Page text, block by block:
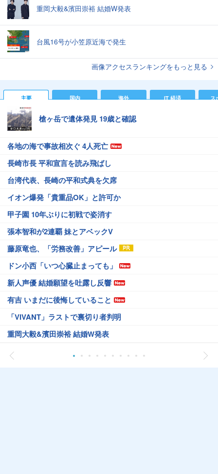
重岡大毅&濱田崇裕 結婚W発表
台風16号が小笠原近海で発生
画像アクセスランキングをもっと見る
主要 国内 海外 IT 経済 ス
槍ヶ岳で遺体発見 19歳と確認
各地の海で事故相次ぐ 4人死亡
長崎市長 平和宣言を読み飛ばし
台湾代表、長崎の平和式典を欠席
イオン爆発「貴重品OK」と許可か
甲子園 10年ぶりに初戦で姿消す
張本智和が2連覇 妹とアベックV
藤原竜也、「労務改善」アピール
ドン小西「いつ心臓止まっても」
新人声優 結婚願望を吐露し反響
有吉 いまだに後悔していること
「VIVANT」ラストで裏切り者判明
重岡大毅&濱田崇裕 結婚W発表